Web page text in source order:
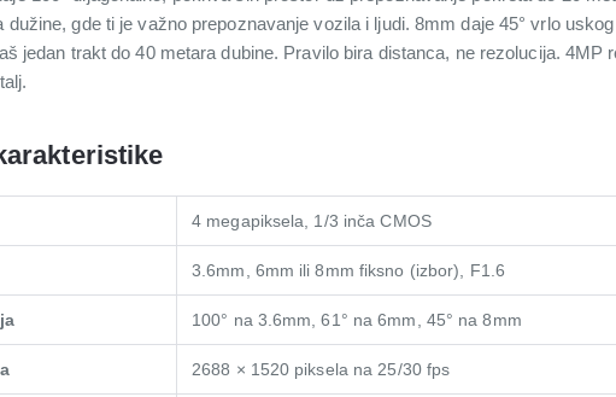
dužine, gde ti je važno prepoznavanje vozila i ljudi. 8mm daje 45° vrlo
jedan trakt do 40 metara dubine. Pravilo bira distanca, ne rezolucija.
4 megapiksela, 1/3 inča CMOS
3.6mm, 6mm ili 8mm fiksno (izbor), F1.6
100° na 3.6mm, 61° na 6mm, 45° na 8mm
2688 × 1520 piksela na 25/30 fps